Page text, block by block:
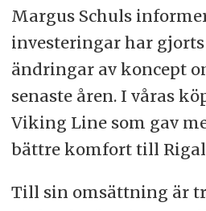
Margus Schuls
investeringar har
ändringar av koncept
senaste åren. I våras
Viking Line som gav
bättre komfort till
Till sin omsättning är